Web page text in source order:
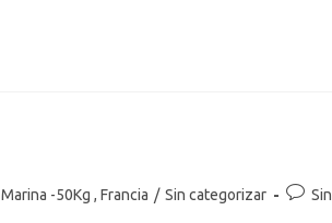
Marina -50Kg , Francia / Sin categorizar